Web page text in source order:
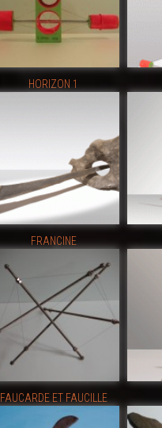
HORIZON 1
FRANCINE
FAUCARDE ET FAUCILLE